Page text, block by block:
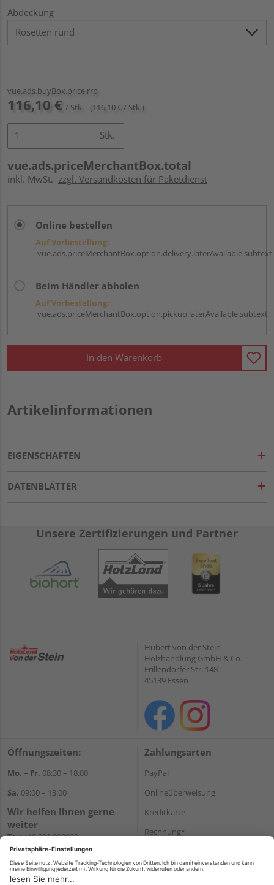
Abdeckung
vue.ads.buyBox.price.rrp
116,10 € / Stk. (116,10 € / Stk.)
Stk.
vue.ads.priceMerchantBox.total
inkl. MwSt. zzgl. Versandkosten für Paketdienst
Online bestellen
Auf Vorbestellung:
vue.ads.priceMerchantBox.option.delivery.laterAvailable.subtext
Beim Händler abholen
Auf Vorbestellung:
vue.ads.priceMerchantBox.option.pickup.laterAvailable.subtext
In den Warenkorb
Artikelinformationen
EIGENSCHAFTEN
DATENBLÄTTER
Unsere Zertifizierungen und Partner
Hubert von der Stein
Holzhandlung GmbH & Co.
Frillendorfer Str. 148
45139 Essen
Öffnungszeiten:
Mo. – Fr. 08:30 – 18:00
Sa. 09:00 – 13:00
Wir helfen Ihnen gerne
weiter
Tel.:+49 201 898020
E-Mail:shop@vonderstein.de
Zahlungsarten
PayPal
Onlineüberweisung
Kreditkarte
Rechnung*
Versand